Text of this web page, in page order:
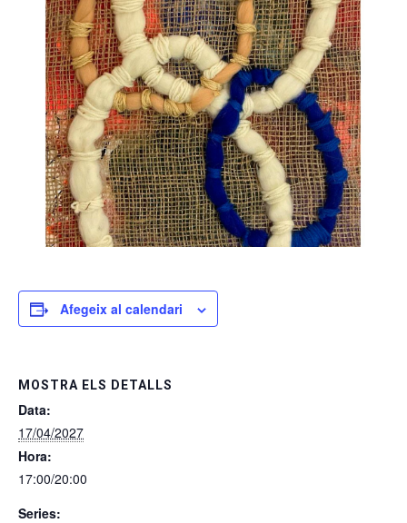
Afegeix al calendari
MOSTRA ELS DETALLS
Data:
17/04/2027
Hora:
17:00/20:00
Series: